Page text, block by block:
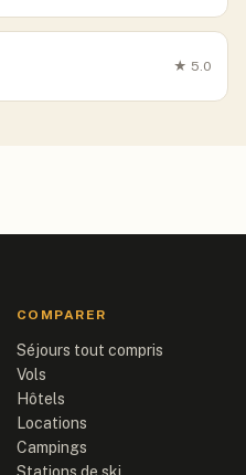
★ 5.0
COMPARER
Séjours tout compris
Vols
Hôtels
Locations
Campings